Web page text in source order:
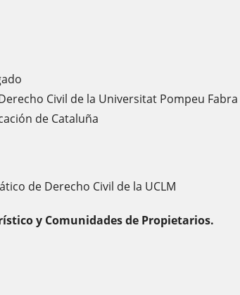
Civil de la Universitat Pompeu Fabra
de Cataluña
de Derecho Civil de la UCLM
y Comunidades de Propietarios.